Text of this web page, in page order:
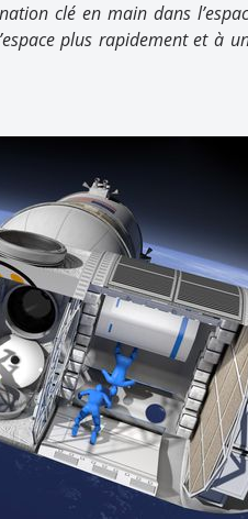
clé en main dans
plus rapidement et à